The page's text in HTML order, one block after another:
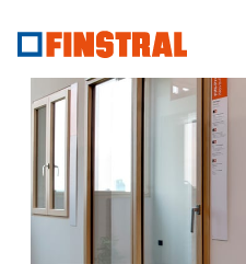
Kozijnen
Huisdeuren
Glasgevels
Renovatie
Nieuw-/Verbouw
Referenties
Architecten-
Service
Showroom
Heeze
Showroom